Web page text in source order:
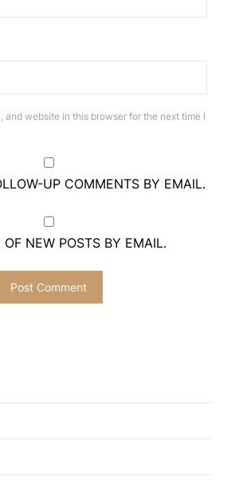
and website in this browser for the next time I
UP COMMENTS BY EMAIL.
OF NEW POSTS BY EMAIL.